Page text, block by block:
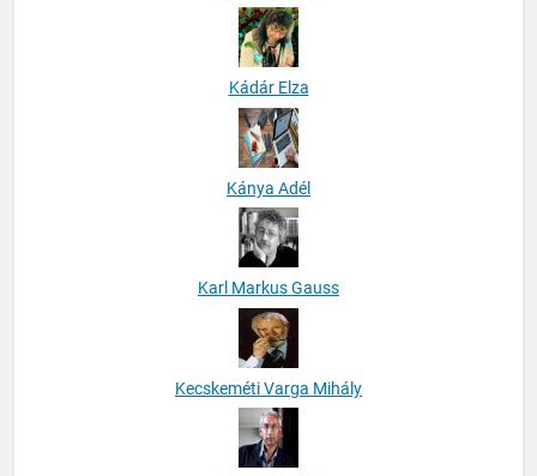
Kádár Elza
Kánya Adél
Karl Markus Gauss
Kecskeméti Varga Mihály